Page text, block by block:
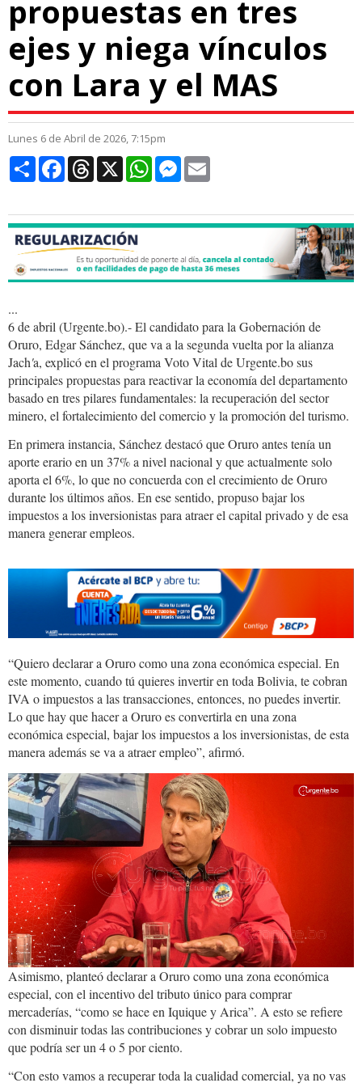
propuestas en tres
ejes y niega vínculos
con Lara y el MAS
Lunes 6 de Abril de 2026, 7:15pm
CompartirFacebookThreads
X WhatsAppMessenger
...
6 de abril (Urgente.bo).- El candidato para la Gobernación de
Oruro, Edgar Sánchez, que va a la segunda vuelta por la alianza
Jach'a, explicó en el programa Voto Vital de Urgente.bo sus
principales propuestas para reactivar la economía del departamento
basado en tres pilares fundamentales: la recuperación del sector
minero, el fortalecimiento del comercio y la promoción del turismo.
En primera instancia, Sánchez destacó que Oruro antes tenía un
aporte erario en un 37% a nivel nacional y que actualmente solo
aporta el 6%, lo que no concuerda con el crecimiento de Oruro
durante los últimos años. En ese sentido, propuso bajar los
impuestos a los inversionistas para atraer el capital privado y de esa
manera generar empleos.
“Quiero declarar a Oruro como una zona económica especial. En
este momento, cuando tú quieres invertir en toda Bolivia, te cobran
IVA o impuestos a las transacciones, entonces, no puedes invertir.
Lo que hay que hacer a Oruro es convertirla en una zona
económica especial, bajar los impuestos a los inversionistas, de esta
manera además se va a atraer empleo”, afirmó.
whatsapp_image_2026-
04-
06_at_7.00.07_pm.jpeg
Asimismo, planteó declarar a Oruro como una zona económica
especial, con el incentivo del tributo único para comprar
mercaderías, “como se hace en Iquique y Arica”. A esto se refiere
con disminuir todas las contribuciones y cobrar un solo impuesto
que podría ser un 4 o 5 por ciento.
“Con esto vamos a recuperar toda la cualidad comercial, ya no vas